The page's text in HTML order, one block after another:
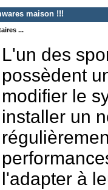
maison !!!
...
L'un des
possèdent
modifier le
installer un
l'adapter à